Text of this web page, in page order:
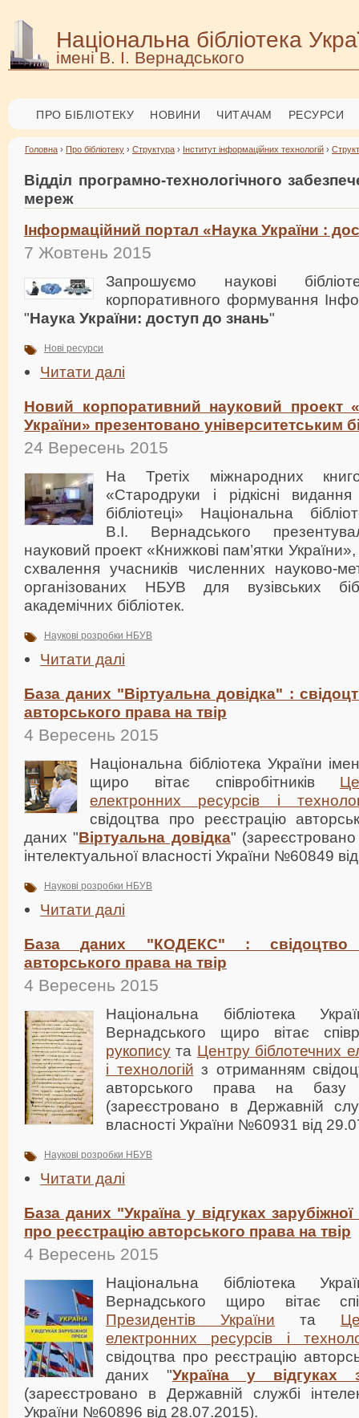
Національна бібліотека
імені В. І. Вернадського
ПРО БІБЛІОТЕКУ НОВИНИ ЧИТАЧАМ РЕСУРСИ
Головна › Про бібліотеку › Структура › Інститут інформаційних технологій ›
Відділ програмно-технологічного
мереж
Інформаційний портал «Наука України :
7 Жовтень 2015
Запрошуємо наукові
корпоративного формування
"Наука України: доступ до знань"
Нові ресурси
Читати далі
Новий корпоративний науковий проект
України» презентовано університетським
24 Вересень 2015
На Третіх міжнародних
«Стародруки і рідкісні видання
бібліотеці» Національна
В.І. Вернадського
науковий проект «Книжкові пам’ятки
схвалення учасників численних науково-
організованих НБУВ для вузівських
академічних бібліотек.
Наукові розробки НБУВ
Читати далі
База даних "Віртуальна довідка" :
авторського права на твір
4 Вересень 2015
Національна бібліотека України
щиро вітає співробітників
електронних ресурсів і
свідоцтва про реєстрацію
даних "Віртуальна довідка"
інтелектуальної власності України №60849
Наукові розробки НБУВ
Читати далі
База даних "КОДЕКС" : свідоцтво
авторського права на твір
4 Вересень 2015
Національна бібліотека
Вернадського щиро вітає
рукопису та Центру біблотечних
і технологій з отриманням
авторського права на
(зареєстровано в Державній
власності України №60931 від
Наукові розробки НБУВ
Читати далі
База даних "Україна у відгуках
про реєстрацію авторського права на твір
4 Вересень 2015
Національна бібліотека
Вернадського щиро вітає
Президентів України та
електронних ресурсів і
свідоцтва про реєстрацію
даних "Україна у відгуках
(зареєстровано в Державній службі
України №60896 від 28.07.2015).